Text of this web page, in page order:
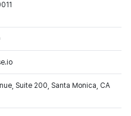
Suite 200, Santa Monica, CA